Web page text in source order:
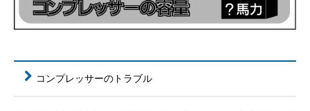
コンプレッサーのトラブル